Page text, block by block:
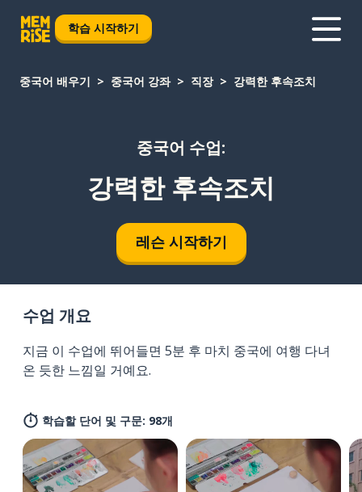
학습 시작하기
중국어 배우기 중국어 강좌 직장 강력한 후속조치
중국어 수업:
강력한 후속조치
레슨 시작하기
수업 개요
지금 이 수업에 뛰어들면 5분 후 마치 중국에 여행 다녀
온 듯한 느낌일 거예요.
학습할 단어 및 구문: 98개